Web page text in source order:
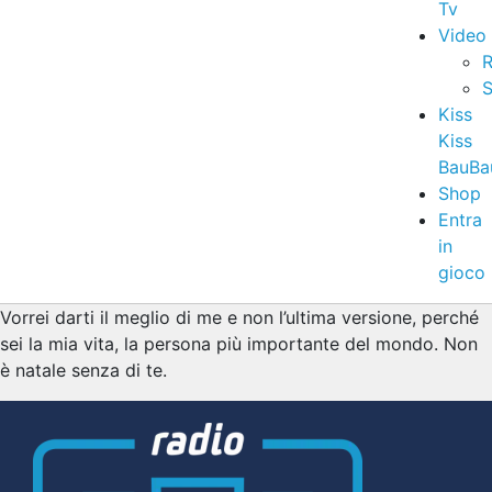
Tv
Video
Kiss
Kiss
Shop
Entra
in
gioco
Vorrei darti il meglio di me e non l’ultima versione, perché
sei la mia vita, la persona più importante del mondo. Non
è natale senza di te.